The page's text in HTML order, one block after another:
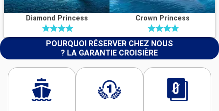
Diamond Princess Crown Princess
POURQUOI RÉSERVER CHEZ NOUS
? LA GARANTIE CROISIÈRE